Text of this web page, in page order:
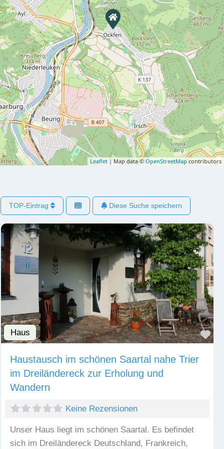
Leaflet| Map data ©OpenStreetMapcontributors
TOP-Eintrag Diese Suche speichern
Haus
Haustausch im schönen Saartal nahe Trier
im Dreiländereck zur Erholung und
Wandern
Keine Rezensionen
Unser Haus liegt im schönen Saartal. Es befindet
sich im Dreiländereck Deutschland, Frankreich,